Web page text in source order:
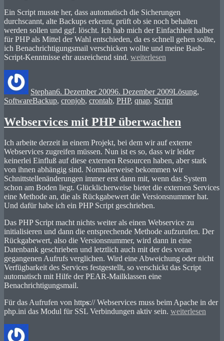
Ein Script musste her, dass automatisch die Sicherungen
durchscannt, alte Backups erkennt, prüft ob sie noch behalten
werden sollen und ggf. löscht. Ich hab mich der Einfachheit halber
für PHP als Mittel der Wahl entschieden, da es schnell gehen sollte,
ich Benachrichtigungsmail verschicken wollte und meine Bash-
Script-Kenntnisse ehr ausreichend sind. „QNAP
per
Script
weiterlesen
Stephan6. Dezember 20096. Dezember 2009Lösung,
SoftwareSchlagwörter
Backup, cronjob, crontab, PHP, qnap, Script
Webservices mit PHP überwachen
Ich arbeite derzeit in einem Projekt, bei dem wir auf externe
Webservices zugreifen müssen. Nun ist es so, dass wir leider
keinerlei Einfluß auf diese externen Resourcen haben, aber stark
von ihnen abhängig sind. Normalerweise bekommen wir
Schnittstellenänderungen immer erst dann mit, wenn das System
schon am Boden liegt. Glücklicherweise bietet die externen Services
eine Methode an, die als Rückgabewert die Versionsnummer hat.
Und dafür habe ich ein PHP Script geschrieben.
Das PHP Script macht nichts weiter als einen Webservice zu
initialisieren und dann die entsprechende Methode aufzurufen. Der
Rückgabewert, also die Versionsnummer, wird dann in eine
Datenbank geschrieben und letztlich auch mit der des voran
gegangenen Aufrufs verglichen. Wird eine Abweichung oder nicht
Verfügbarkeit des Services festgestellt, so verschickt das Script
automatisch mit Hilfe der PEAR-Mailklassen eine
Benachrichtigungsmail.
Für das Aufrufen von https:// Webservices muss beim Apache in der
php.ini das Modul für SSL Verbindungen aktiv sein. „Webservices
weiterlesen